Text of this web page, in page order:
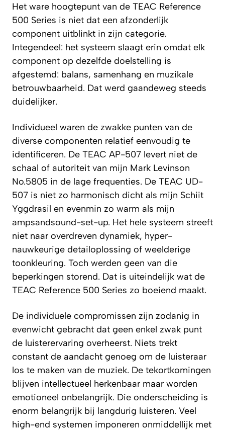
Het ware hoogtepunt van de TEAC Reference
500 Series is niet dat een afzonderlijk
component uitblinkt in zijn categorie.
Integendeel: het systeem slaagt erin omdat elk
component op dezelfde doelstelling is
afgestemd: balans, samenhang en muzikale
betrouwbaarheid. Dat werd gaandeweg steeds
duidelijker.
Individueel waren de zwakke punten van de
diverse componenten relatief eenvoudig te
identificeren. De TEAC AP-507 levert niet de
schaal of autoriteit van mijn Mark Levinson
No.5805 in de lage frequenties. De TEAC UD-
507 is niet zo harmonisch dicht als mijn Schiit
Yggdrasil en evenmin zo warm als mijn
ampsandsound-set-up. Het hele systeem streeft
niet naar overdreven dynamiek, hyper-
nauwkeurige detailoplossing of weelderige
toonkleuring. Toch werden geen van die
beperkingen storend. Dat is uiteindelijk wat de
TEAC Reference 500 Series zo boeiend maakt.
De individuele compromissen zijn zodanig in
evenwicht gebracht dat geen enkel zwak punt
de luisterervaring overheerst. Niets trekt
constant de aandacht genoeg om de luisteraar
los te maken van de muziek. De tekortkomingen
blijven intellectueel herkenbaar maar worden
emotioneel onbelangrijk. Die onderscheiding is
enorm belangrijk bij langdurig luisteren. Veel
high-end systemen imponeren onmiddellijk met